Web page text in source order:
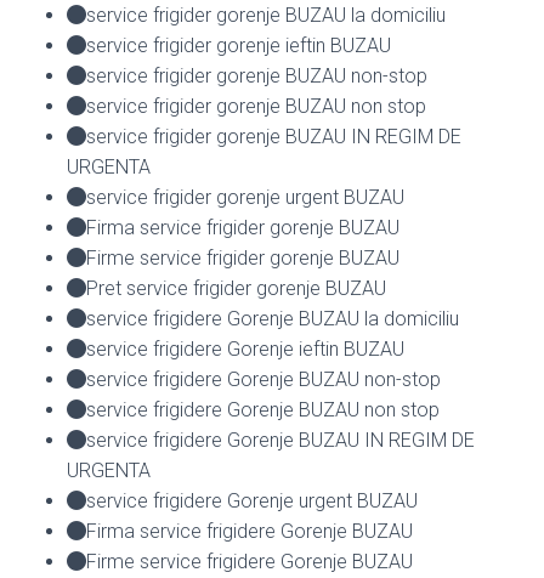
service frigider gorenje BUZAU la domiciliu
service frigider gorenje ieftin BUZAU
service frigider gorenje BUZAU non-stop
service frigider gorenje BUZAU non stop
service frigider gorenje BUZAU IN REGIM DE
URGENTA
service frigider gorenje urgent BUZAU
Firma service frigider gorenje BUZAU
Firme service frigider gorenje BUZAU
Pret service frigider gorenje BUZAU
service frigidere Gorenje BUZAU la domiciliu
service frigidere Gorenje ieftin BUZAU
service frigidere Gorenje BUZAU non-stop
service frigidere Gorenje BUZAU non stop
service frigidere Gorenje BUZAU IN REGIM DE
URGENTA
service frigidere Gorenje urgent BUZAU
Firma service frigidere Gorenje BUZAU
Firme service frigidere Gorenje BUZAU